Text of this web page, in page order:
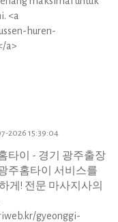
<a
huren-
a>
2026 15:39:04
타이 - 경기 광주출장
주홈타이 서비스를
게! 전문 마사지사의
gyeonggi-